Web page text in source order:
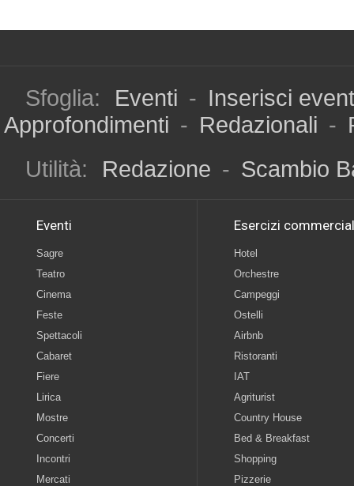
Sfoglia: Eventi - Inserisci
Approfondimenti - Redazionali -
Utilità:
Redazione - Scambio
Eventi
Sagre
Teatro
Cinema
Feste
Spettacoli
Cabaret
Fiere
Lirica
Mostre
Concerti
Incontri
Mercati
Esercizi
Hotel
Orchestre
Campeggi
Ostelli
Airbnb
Ristoranti
IAT
Agriturist
Country House
Bed & Breakfast
Shopping
Pizzerie